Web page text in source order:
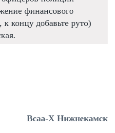
финансового
концу добавьте руто)
Bcaa-X Нижнекамск